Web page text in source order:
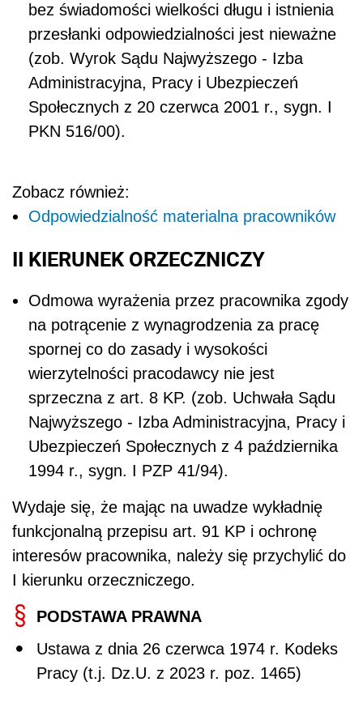
bez świadomości wielkości długu i istnienia
przesłanki odpowiedzialności jest nieważne
(zob. Wyrok Sądu Najwyższego - Izba
Administracyjna, Pracy i Ubezpieczeń
Społecznych z 20 czerwca 2001 r., sygn. I
PKN 516/00).
Zobacz również:
Odpowiedzialność materialna pracowników
II KIERUNEK ORZECZNICZY
Odmowa wyrażenia przez pracownika zgody
na potrącenie z wynagrodzenia za pracę
spornej co do zasady i wysokości
wierzytelności pracodawcy nie jest
sprzeczna z art. 8 KP. (zob. Uchwała Sądu
Najwyższego - Izba Administracyjna, Pracy i
Ubezpieczeń Społecznych z 4 października
1994 r., sygn. I PZP 41/94).
Wydaje się, że mając na uwadze wykładnię
funkcjonalną przepisu art. 91 KP i ochronę
interesów pracownika, należy się przychylić do
I kierunku orzeczniczego.
PODSTAWA PRAWNA
Ustawa z dnia 26 czerwca 1974 r. Kodeks
Pracy (t.j. Dz.U. z 2023 r. poz. 1465)